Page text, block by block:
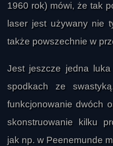
1960 rok) mówi, że tak
laser jest używany nie
także powszechnie w
Jest jeszcze jedna
spodkach ze
funkcjonowanie dwóch
skonstruowanie kilku
jak np. w Peenemunde
Restris